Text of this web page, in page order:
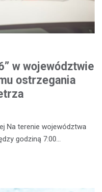
w województwie
ostrzegania
Na terenie województwa
godziną 7:00…